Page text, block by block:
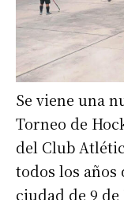
Se viene una
Torneo de
del Club
todos los
ciudad de 9